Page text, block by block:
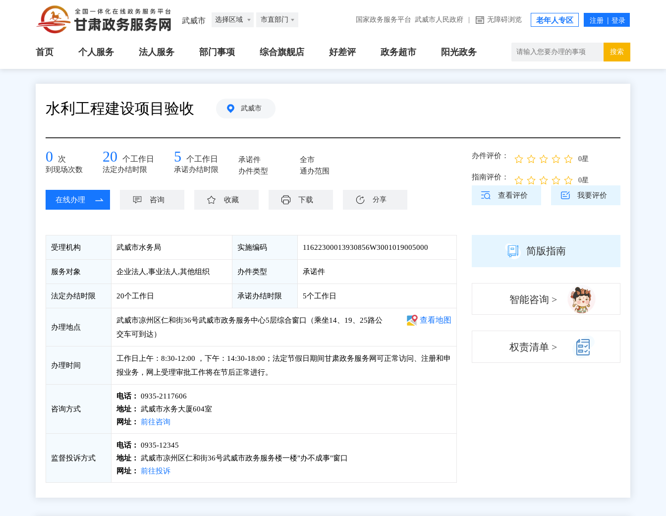
武威市 选择区域 市直部门 国家政务服务平台 武威市人民政府 无障碍浏览 老年人专区
首页 个人服务 法人服务 部门事项 综合旗舰店 好差评 政务超市 阳光政务 搜索
水利工程建设项目验收 武威市
0 次
到现场次数
20 个工作日
法定办结时限
5 个工作日
承诺办结时限
承诺件
办件类型
全市
通办范围
在线办理 咨询 收藏 下载 分享
办件评价： 0星
指南评价： 0星
查看评价 我要评价
受理机构 武威市水务局 实施编码 11622300013930856W3001019005000
服务对象 企业法人,事业法人,其他组织 办件类型 承诺件
法定办结时限 20个工作日 承诺办结时限 5个工作日
办理地点
武威市凉州区仁和街36号武威市政务服务中心5层综合窗口（乘坐14、19、25路公
交车可到达）
查看地图
办理时间
工作日上午：8:30-12:00 ，下午：14:30-18:00；法定节假日期间甘肃政务服务网可正常访问、注册和申
报业务，网上受理审批工作将在节后正常进行。
咨询方式
电话：
0935-2117606
地址：
武威市水务大厦604室
网址：
前往咨询
监督投诉方式
电话：
0935-12345
地址：
武威市凉州区仁和街36号武威市政务服务楼一楼"办不成事"窗口
网址：
前往投诉
简版指南
智能咨询 >
权责清单 >